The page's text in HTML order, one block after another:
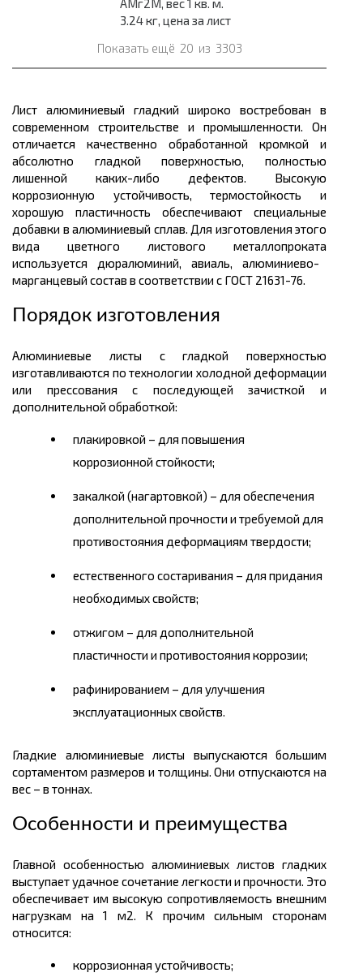
АМг2М, вес 1 кв. м.
3.24 кг, цена за лист
Показать ещё 20 из 3303
Лист алюминиевый гладкий широко востребован в
современном строительстве и промышленности. Он
отличается качественно обработанной кромкой и
абсолютно гладкой поверхностью, полностью
лишенной каких-либо дефектов. Высокую
коррозионную устойчивость, термостойкость и
хорошую пластичность обеспечивают специальные
добавки в алюминиевый сплав. Для изготовления этого
вида цветного листового металлопроката
используется дюралюминий, авиаль, алюминиево-
марганцевый состав в соответствии с ГОСТ 21631-76.
Порядок изготовления
Алюминиевые листы с гладкой поверхностью
изготавливаются по технологии холодной деформации
или прессования с последующей зачисткой и
дополнительной обработкой:
плакировкой – для повышения
коррозионной стойкости;
закалкой (нагартовкой) – для обеспечения
дополнительной прочности и требуемой для
противостояния деформациям твердости;
естественного состаривания – для придания
необходимых свойств;
отжигом – для дополнительной
пластичности и противостояния коррозии;
рафинированием – для улучшения
эксплуатационных свойств.
Гладкие алюминиевые листы выпускаются большим
сортаментом размеров и толщины.Они отпускаются на
вес – в тоннах.
Особенности и преимущества
Главной особенностью алюминиевых листов гладких
выступает удачное сочетание легкости и прочности. Это
обеспечивает им высокую сопротивляемость внешним
нагрузкам на 1 м2. К прочим сильным сторонам
относится:
коррозионная устойчивость;